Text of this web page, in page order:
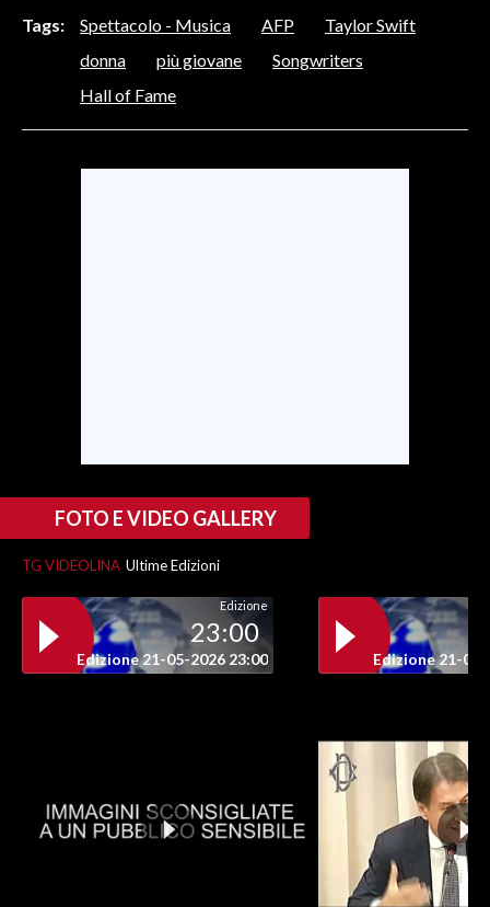
VOLLEY
CULTURA
#CARAUNIONE
3 MINUTI CON
INSULARITÀ
NECROLOGI
Tags: Spettacolo - Musica AFP
Taylor Swift
donna
più giovane
Songwriters
Hall of Fame
FOTO E VIDEO GALLERY
TG VIDEOLINA Ultime Edizioni
Edizione
23:00
Edizione 21-05-2026 23:00 Edizione 21-05-